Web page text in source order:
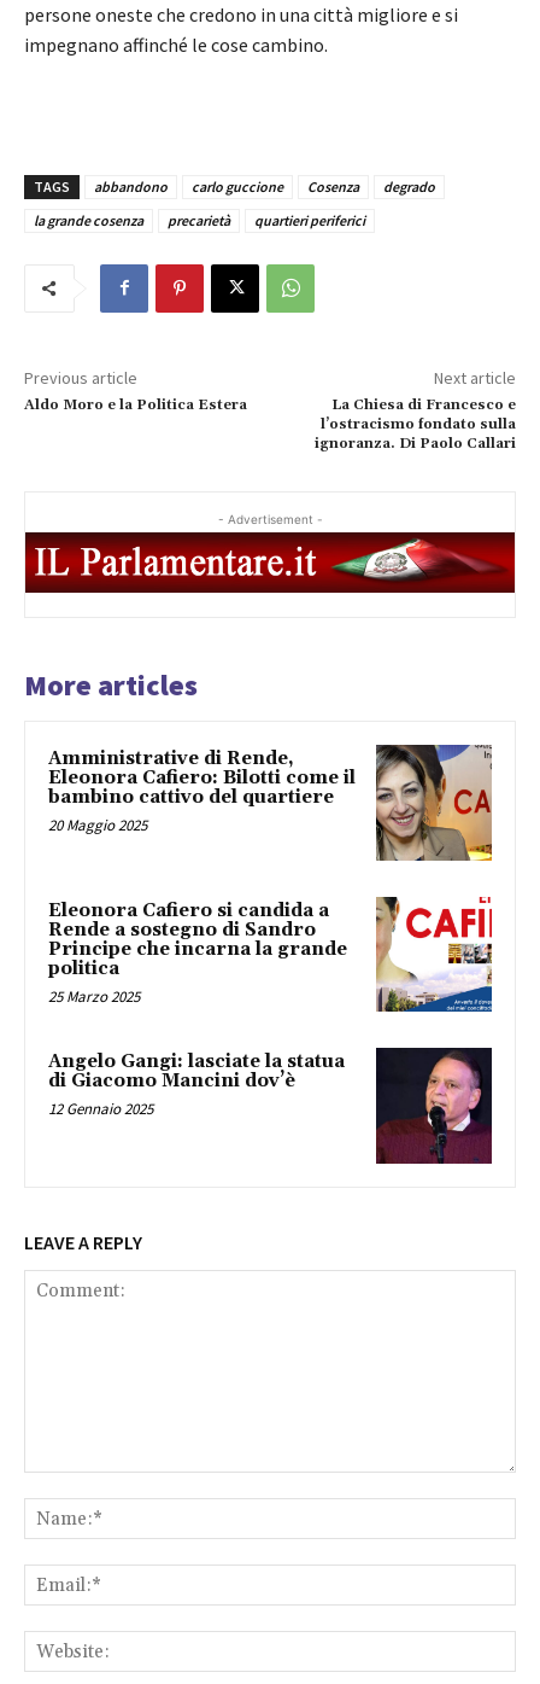
persone oneste che credono in una città migliore e si
impegnano affinché le cose cambino.
TAGS abbandono carlo guccione Cosenza
degrado
la grande cosenza
precarietà quartieri periferici
Previous article
Aldo Moro e la Politica Estera
Next article
La Chiesa di Francesco e
l’ostracismo fondato sulla
ignoranza. Di Paolo Callari
- Advertisement -
More articles
Amministrative di Rende,
Eleonora Cafiero: Bilotti come il
bambino cattivo del quartiere
20 Maggio 2025
Eleonora Cafiero si candida a
Rende a sostegno di Sandro
Principe che incarna la grande
politica
25 Marzo 2025
Angelo Gangi: lasciate la statua
di Giacomo Mancini dov’è
12 Gennaio 2025
LEAVE A REPLY